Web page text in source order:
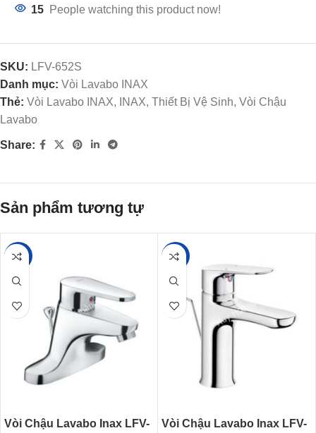
15 People watching this product now!
SKU: LFV-652S
Danh mục: Vòi Lavabo INAX
Thẻ: Vòi Lavabo INAX, INAX, Thiết Bị Vệ Sinh, Vòi Chậu
Lavabo
Share:
Sản phẩm tương tự
-32%
Vòi Chậu Lavabo Inax LFV-
-26%
Vòi Chậu Lavabo Inax LFV-